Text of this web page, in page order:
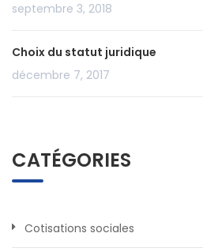
septembre 3, 2018
Choix du statut juridique
décembre 7, 2017
CATÉGORIES
Cotisations sociales